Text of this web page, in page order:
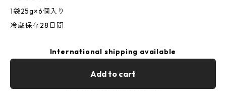
1袋25g×6個入り
冷蔵保存28日間
International shipping available
Add to cart